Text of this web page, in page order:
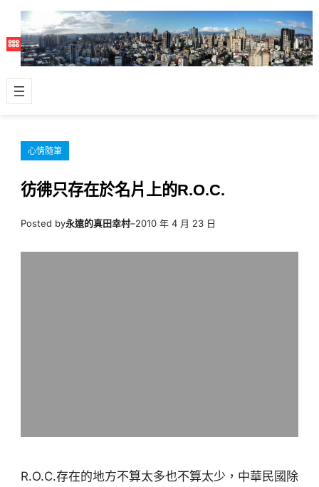
主
容
心情隨筆
彷彿只存在於名片上的R.O.C.
Posted by永遠的真田幸村–2010 年 4 月 23 日
R.O.C.存在的地方不算太多也不算太少，中華民國除